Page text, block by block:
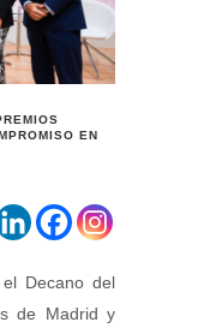
EN
Decano del
de Madrid y